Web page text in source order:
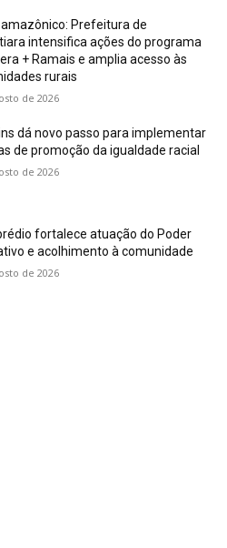
Prefeitura de
intensifica ações do programa
+ Ramais e amplia acesso às
rurais
de 2026
dá novo passo para implementar
de promoção da igualdade racial
de 2026
fortalece atuação do Poder
e acolhimento à comunidade
de 2026